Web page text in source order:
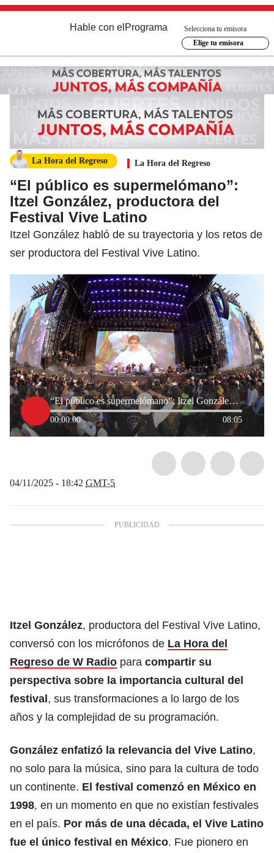
Hable con el Programa
Selecciona tu emisora
Elige tu emisora
La Hora del Regreso La Hora del Regreso
“El público es supermelómano”:
Itzel González, productora del
Festival Vive Latino
Itzel González habló de su trayectoria y los retos de
ser productora del Festival Vive Latino.
“El público es supermelómano”: Itzel González, productora del Festival Vive Latino
00:00:00 08:05
04/11/2025 - 18:42 GMT-5
Itzel González, productora del Festival Vive Latino,
conversó con los micrófonos de La Hora del
Regreso de W Radio para compartir su
perspectiva sobre la importancia cultural del
festival, sus transformaciones a lo largo de los
años y la complejidad de su programación.
González enfatizó la relevancia del Vive Latino,
no solo para la música, sino para la cultura de todo
un continente. El festival comenzó en México en
1998, en un momento en que no existían festivales
en el país. Por más de una década, el Vive Latino
fue el único festival en México. Fue pionero en